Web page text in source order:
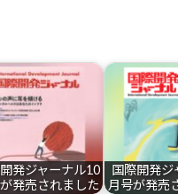
発ジャーナル10
発売されました
国際開発ジ
月号が発売